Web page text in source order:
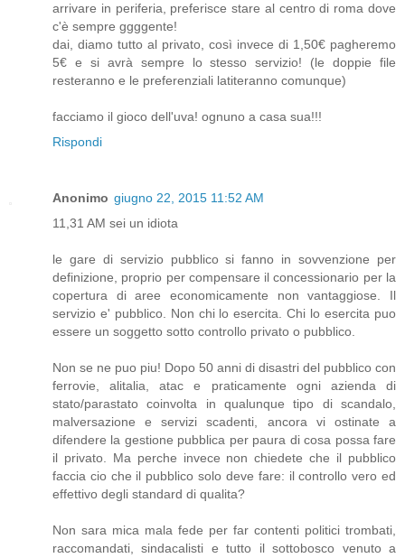
arrivare in periferia, preferisce stare al centro di roma dove
c'è sempre ggggente!
dai, diamo tutto al privato, così invece di 1,50€ pagheremo
5€ e si avrà sempre lo stesso servizio! (le doppie file
resteranno e le preferenziali latiteranno comunque)
facciamo il gioco dell'uva! ognuno a casa sua!!!
Rispondi
Anonimo giugno 22, 2015 11:52 AM
11,31 AM sei un idiota
le gare di servizio pubblico si fanno in sovvenzione per
definizione, proprio per compensare il concessionario per la
copertura di aree economicamente non vantaggiose. Il
servizio e' pubblico. Non chi lo esercita. Chi lo esercita puo
essere un soggetto sotto controllo privato o pubblico.
Non se ne puo piu! Dopo 50 anni di disastri del pubblico con
ferrovie, alitalia, atac e praticamente ogni azienda di
stato/parastato coinvolta in qualunque tipo di scandalo,
malversazione e servizi scadenti, ancora vi ostinate a
difendere la gestione pubblica per paura di cosa possa fare
il privato. Ma perche invece non chiedete che il pubblico
faccia cio che il pubblico solo deve fare: il controllo vero ed
effettivo degli standard di qualita?
Non sara mica mala fede per far contenti politici trombati,
raccomandati, sindacalisti e tutto il sottobosco venuto a